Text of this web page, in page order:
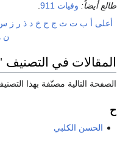
طالع أيضاً: وفيات 911
أعلى أ ب ت ث ج ح خ د ذ ر ز
ن
المقالات في التصنيف
الصفحة التالية مصنّفة بهذا
ح
الحسن الكلبي